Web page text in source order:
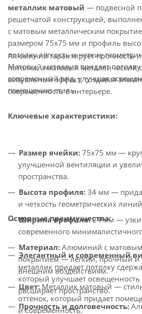
металлик матовый — подвесной
решетчатой конструкцией,
с матовым металлическим
размером 75x75 мм и профиль
потолку легкость и четкие
Матовый металлик придает
современный вид, улучшая
помещению стиль.
Алюминий гарантирует прочность и
потолка, а матовый металлический
визуальный эффект, создавая
современность в интерьере.
Ключевые характеристики:
Размер ячейки: 75x75 мм —
улучшенной вентиляции и
пространства.
Высота профиля: 34 мм —
и четкость геометрических
Ширина профиля:24 мм —
современного
Материал: Алюминий с
покрытием — легкий, прочный и
внешним воздействиям.
Цвет: Металлик матовый —
оттенок, который придает
и современность.
Основные преимущества:
Элегантный и современный
металлик придает потолку
который улучшает
расширяет пространство.
Прочность и долговечность: